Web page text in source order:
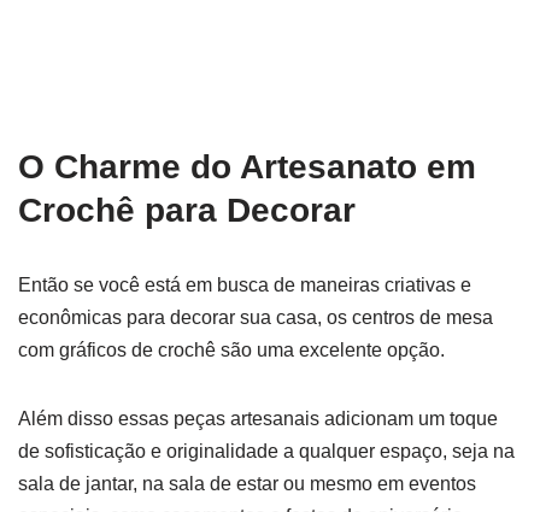
O Charme do Artesanato em
Crochê para Decorar
Então se você está em busca de maneiras criativas e
econômicas para decorar sua casa, os centros de mesa
com gráficos de crochê são uma excelente opção.
Além disso essas peças artesanais adicionam um toque
de sofisticação e originalidade a qualquer espaço, seja na
sala de jantar, na sala de estar ou mesmo em eventos